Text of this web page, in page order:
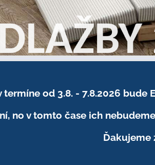
od 3.8. - 7.8.2026 bude
no v tomto čase ich
Ďakujeme